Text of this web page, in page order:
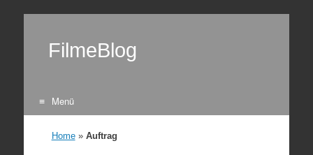
FilmeBlog
Menü
Home» Auftrag